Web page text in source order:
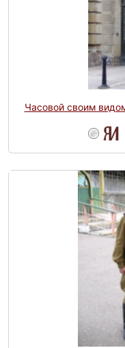
Часовой своим